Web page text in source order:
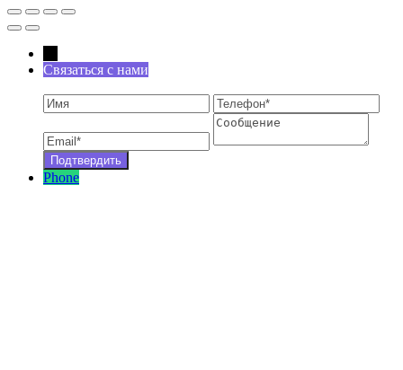
Связаться с нами
Phone